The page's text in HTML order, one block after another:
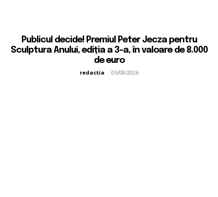
Publicul decide! Premiul Peter Jecza pentru
Sculptura Anului, ediția a 3-a, în valoare de 8.000
de euro
redactia - 05/08/2026